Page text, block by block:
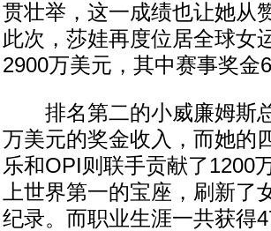
贯壮举，这一成绩也让她从
此次，莎娃再度位居全球女
2900万美元，其中赛事奖金
排名第二的小威廉姆斯总
万美元的奖金收入，而她的
乐和OPI则联手贡献了1200
上世界第一的宝座，刷新
纪录。而职业生涯一共获得